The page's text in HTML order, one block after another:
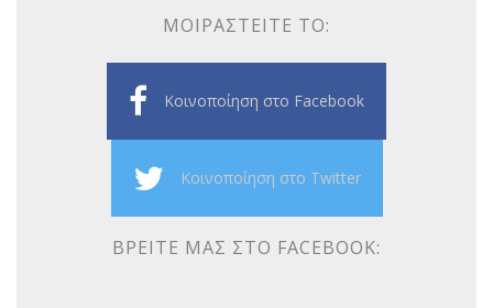
ΜΟΙΡΑΣΤΕΊΤΕ ΤΟ:
Κοινοποίηση στο Facebook
Κοινοποίηση στο Twitter
ΒΡΕΊΤΕ ΜΑΣ ΣΤΟ FACEBOOK: